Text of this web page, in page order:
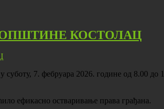
ОПШТИНЕ КОСТОЛАЦ
7. фебруара 2026. године од 8.00
ефикасно остваривање права грађана.